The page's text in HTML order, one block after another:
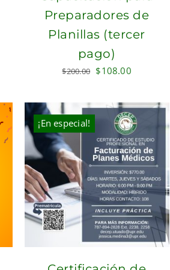
Preparadores de
Planillas (tercer
pago)
$200.00 Original
was:
$200.00.
$108.00Current
is:
$108.00.
¡En especial!